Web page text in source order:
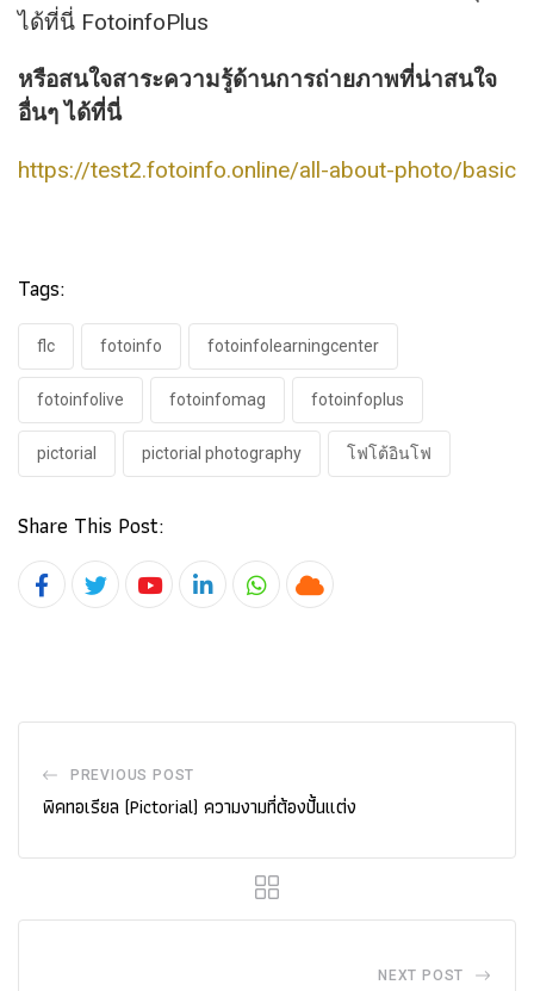
ได้ที่นี่ FotoinfoPlus
หรือสนใจสาระความรู้ด้านการถ่ายภาพที่น่าสนใจ
อื่นๆ ได้ที่นี่
https://test2.fotoinfo.online/all-about-photo/basic
Tags:
flc fotoinfo fotoinfolearningcenter​
fotoinfolive fotoinfomag fotoinfoplus
pictorial pictorial photography โฟโต้อินโฟ
Share This Post:
YoutubeLinkedInWhatsapp
Cloud
PREVIOUS POST
พิคทอเรียล (Pictorial) ความงามที่ต้องปั้นแต่ง
NEXT POST